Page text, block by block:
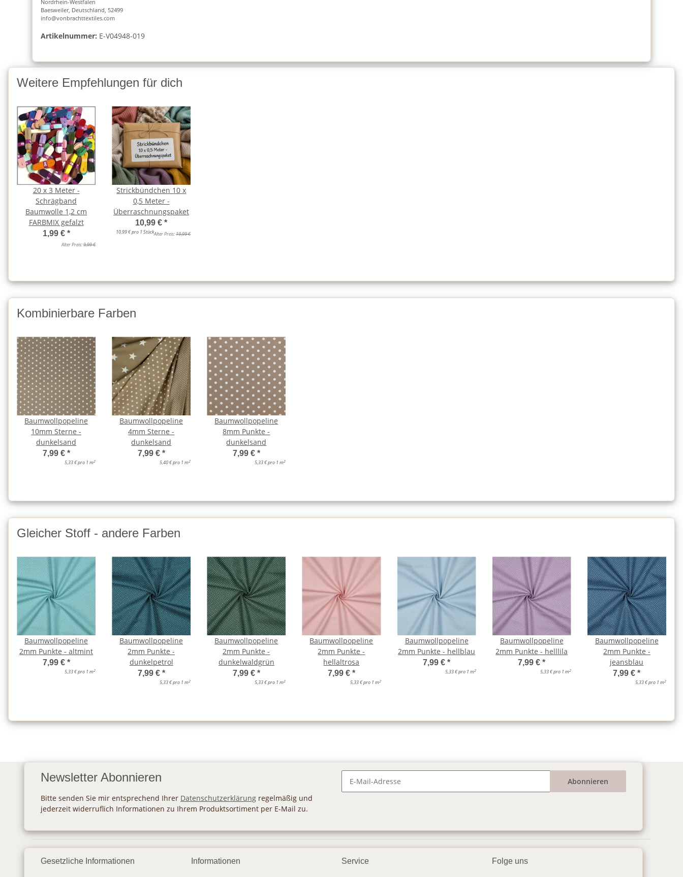
Nordrhein-Westfalen
Baesweiler, Deutschland, 52499
info@vonbrachttextiles.com
Artikelnummer: E-V04948-019
Weitere Empfehlungen für dich
20 x 3 Meter -
Schrägband
Baumwolle 1,2 cm
FARBMIX gefalzt
1,99 € *
Alter Preis:9,99 €
Strickbündchen 10 x
0,5 Meter -
Überraschnungspaket
10,99 €*
10,99 € pro 1 StückAlter Preis:19,99 €
Kombinierbare Farben
Baumwollpopeline
10mm Sterne -
dunkelsand
7,99 € *
5,33 € pro 1 m2
Baumwollpopeline
4mm Sterne -
dunkelsand
7,99 € *
5,40 € pro 1 m2
Baumwollpopeline
8mm Punkte -
dunkelsand
7,99 € *
5,33 € pro 1 m2
Gleicher Stoff - andere Farben
Baumwollpopeline
2mm Punkte - altmint
7,99 € *
5,33 € pro 1 m2
Baumwollpopeline
2mm Punkte -
dunkelpetrol
7,99 € *
5,33 € pro 1 m2
Baumwollpopeline
2mm Punkte -
dunkelwaldgrün
7,99 € *
5,33 € pro 1 m2
Baumwollpopeline
2mm Punkte -
hellaltrosa
7,99 € *
5,33 € pro 1 m2
Baumwollpopeline
2mm Punkte - hellblau
7,99 €*
5,33 € pro 1 m2
Baumwollpopeline
2mm Punkte - helllila
7,99 €*
5,33 € pro 1 m2
Baumwollpopeline
2mm Punkte -
jeansblau
7,99 €*
5,33 € pro 1 m2
Newsletter Abonnieren
Bitte senden Sie mir entsprechend Ihrer Datenschutzerklärung regelmäßig und
jederzeit widerruflich Informationen zu Ihrem Produktsortiment per E-Mail zu.
Abonnieren
Gesetzliche Informationen Informationen Service Folge uns